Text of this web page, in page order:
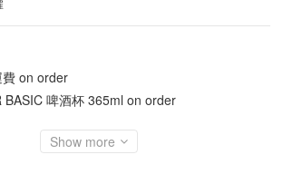
on order
BASIC 啤酒杯 365ml on order
Show more